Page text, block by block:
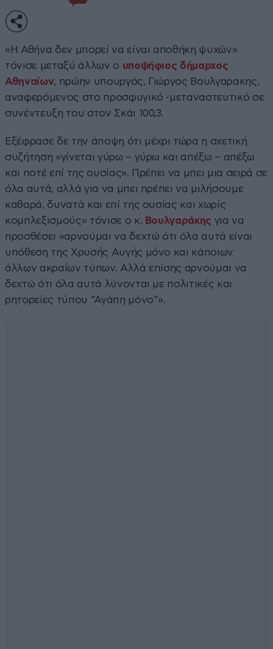
«Η Αθήνα δεν μπορεί να είναι αποθήκη ψυχών»
τόνισε μεταξύ άλλων ο υποψήφιος δήμαρχος
Αθηναίων, πρώην υπουργός, Γιώργος Βουλγαρακης,
αναφερόμενος στο προσφυγικό -μεταναστευτικό σε
συνέντευξη του στον Σκάι 100,3.
Εξέφρασε δε την άποψη ότι μέχρι τώρα η σχετική
συζήτηση «γίνεται γύρω – γύρω και απέξω – απέξω
και ποτέ επί της ουσίας». Πρέπει να μπει μια σειρά σε
όλα αυτά, αλλά για να μπει πρέπει να μιλήσουμε
καθαρά, δυνατά και επί της ουσίας και χωρίς
κομπλεξισμούς» τόνισε ο κ. Βουλγαράκης για να
προσθέσει «αρνούμαι να δεχτώ ότι όλα αυτά είναι
υπόθεση της Χρυσής Αυγής μόνο και κάποιων
άλλων ακραίων τύπων. Αλλά επίσης αρνούμαι να
δεχτώ ότι όλα αυτά λύνονται με πολιτικές και
ρητορείες τύπου “Αγάπη μόνο”».